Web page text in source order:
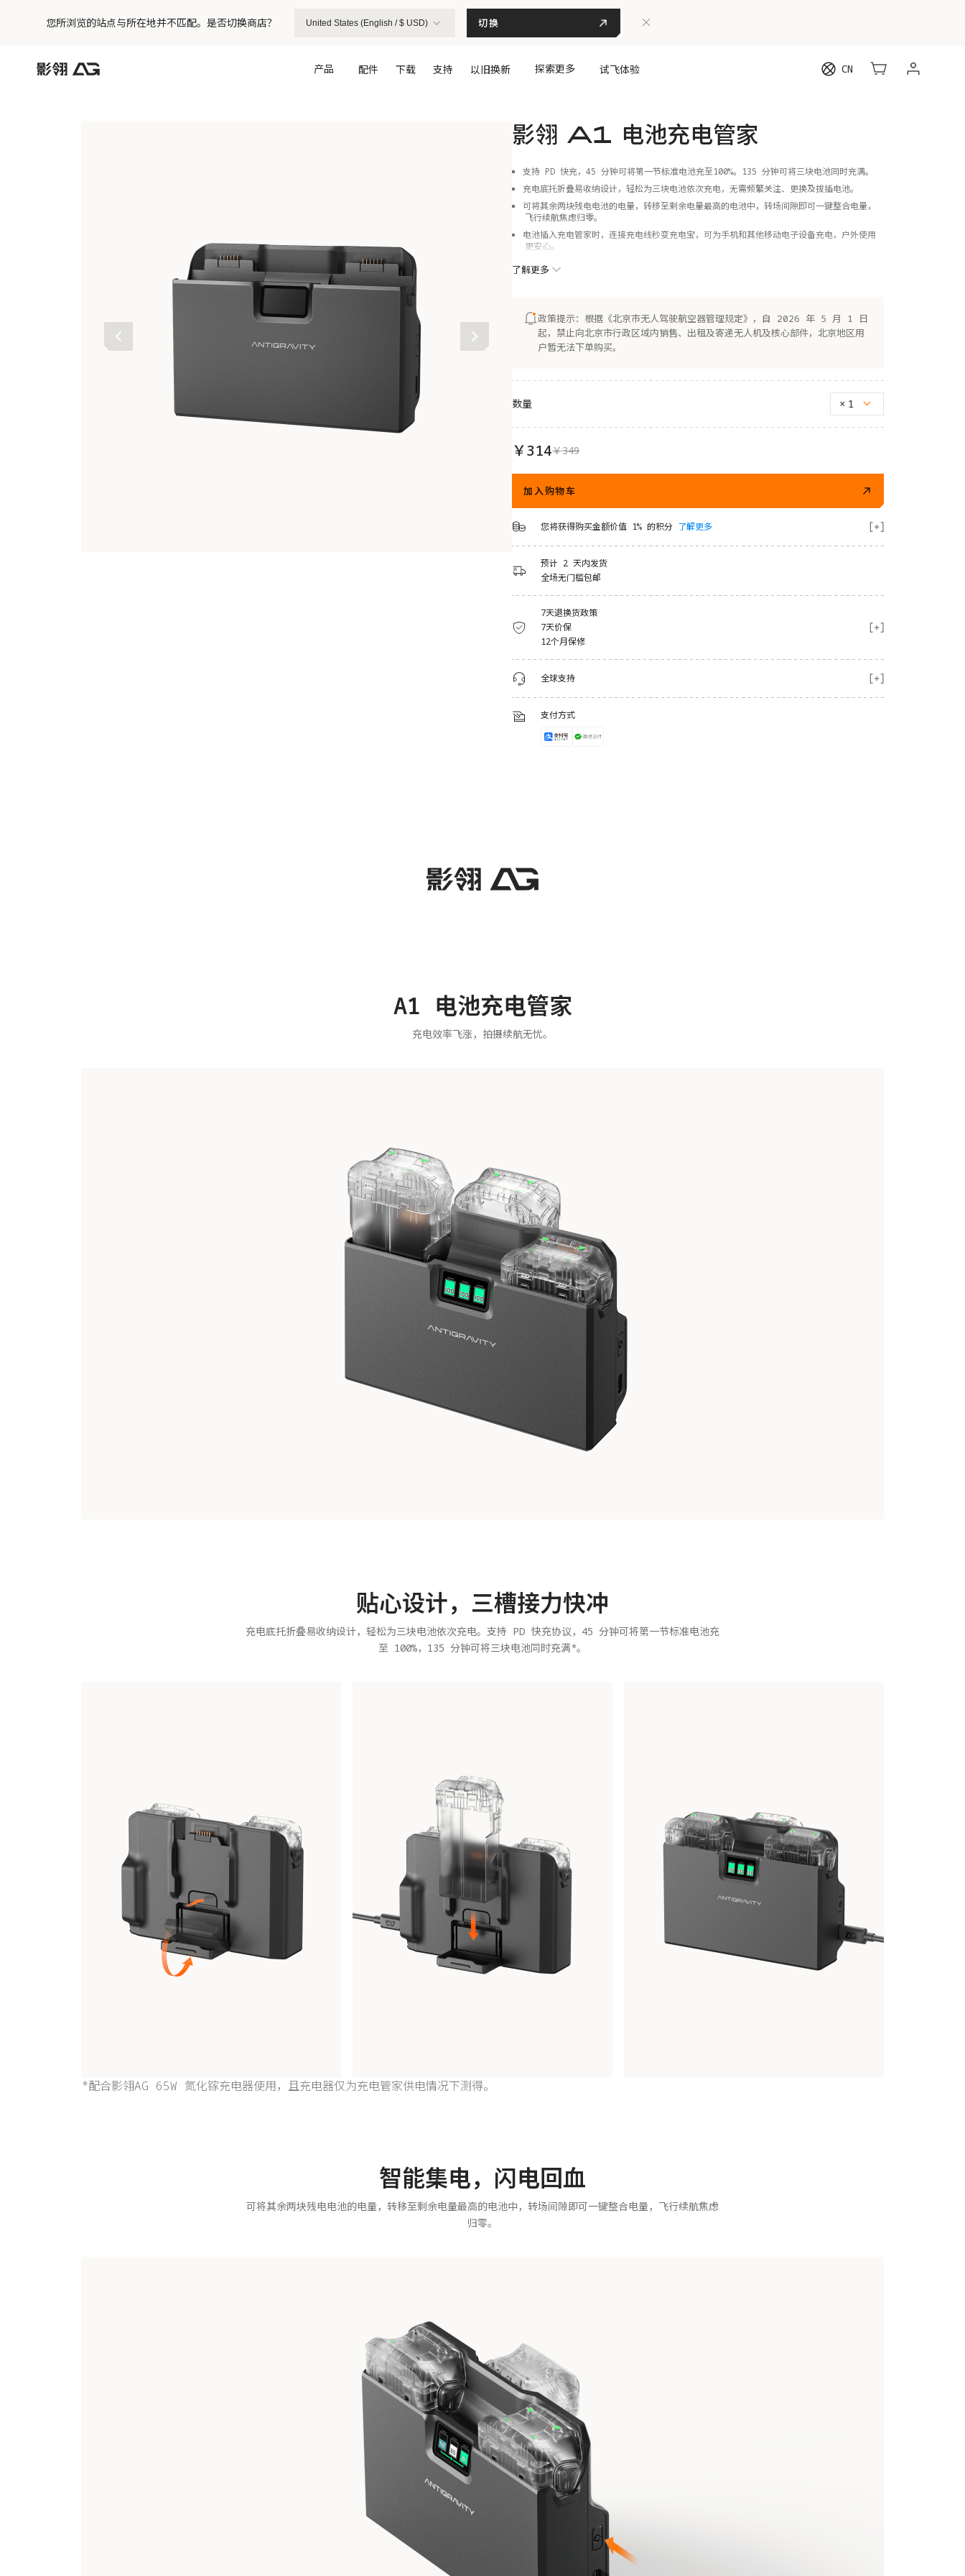
您所浏览的站点与所在地并不匹配。是否切换商店？ United States (English / $ USD) 切换
产品 配件 下载 支持 以旧换新 探索更多 试飞体验 CN
影翎 A1 电池充电管家
支持 PD 快充，45 分钟可将第一节标准电池充至100%。135 分钟可将三块电池同时充满。
充电底托折叠易收纳设计，轻松为三块电池依次充电，无需频繁关注、更换及拔插电池。
可将其余两块残电电池的电量，转移至剩余电量最高的电池中，转场间隙即可一键整合电量，
飞行续航焦虑归零。
电池插入充电管家时，连接充电线秒变充电宝，可为手机和其他移动电子设备充电，户外使用
更安心。
手掌大小，外出携带更方便。
了解更多
政策提示：根据《北京市无人驾驶航空器管理规定》，自 2026 年 5 月 1 日
起，禁止向北京市行政区域内销售、出租及寄递无人机及核心部件，北京地区用
户暂无法下单购买。
数量 × 1
￥314￥349
加入购物车
您将获得购买金额价值 1% 的积分 了解更多
预计 2 天内发货
全场无门槛包邮
7天退换货政策
7天价保
12个月保修
全球支持
支付方式
A1 电池充电管家
充电效率飞涨，拍摄续航无忧。
贴心设计，三槽接力快冲
充电底托折叠易收纳设计，轻松为三块电池依次充电。支持 PD 快充协议，45 分钟可将第一节标准电池充
至 100%，135 分钟可将三块电池同时充满*。
*配合影翎AG 65W 氮化镓充电器使用，且充电器仅为充电管家供电情况下测得。
智能集电，闪电回血
可将其余两块残电电池的电量，转移至剩余电量最高的电池中，转场间隙即可一键整合电量，飞行续航焦虑
归零。